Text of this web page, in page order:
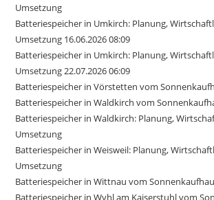
Umsetzung
Batteriespeicher in Umkirch: Planung,
Umsetzung 16.06.2026 08:09
Batteriespeicher in Umkirch: Planung,
Umsetzung 22.07.2026 06:09
Batteriespeicher in Vörstetten vom
Batteriespeicher in Waldkirch vom
Batteriespeicher in Waldkirch: Planung,
Umsetzung
Batteriespeicher in Weisweil: Planung,
Umsetzung
Batteriespeicher in Wittnau vom
Batteriespeicher in Wyhl am Kaiserstuhl vom